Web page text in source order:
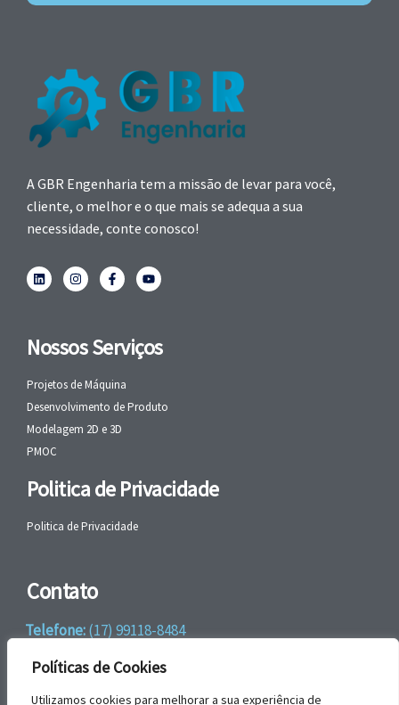
Políticas de Cookies
Utilizamos cookies para melhorar a sua experiência de
A GBR Engenharia tem a missão de levar para você,
cliente, o melhor e o que mais se adequa a sua
necessidade, conte conosco!
Nossos Serviços
Projetos de Máquina
Desenvolvimento de Produto
Modelagem 2D e 3D
PMOC
Politica de Privacidade
Politica de Privacidade
Contato
Telefone:(17) 99118-8484
WhatsApp:+55 (17) 99118-8484
email:faleconosco@gbrengenharia.com